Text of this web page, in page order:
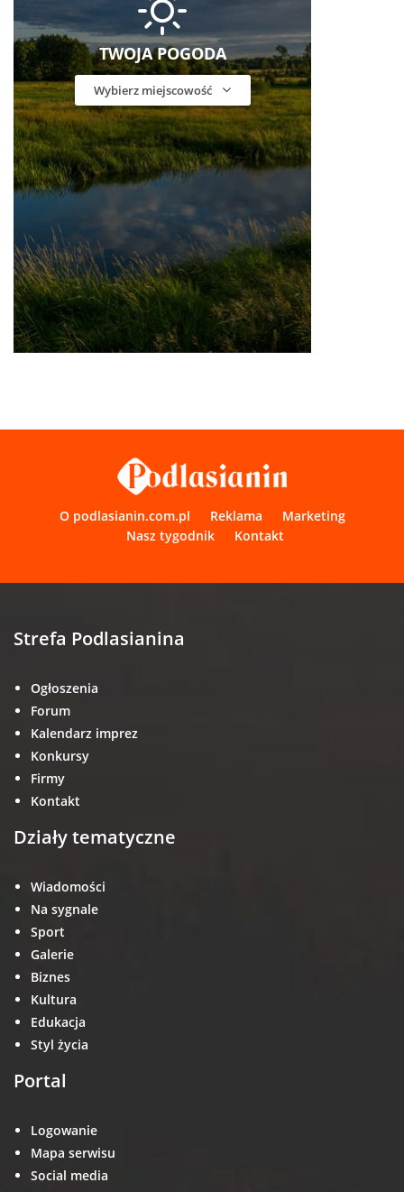
TWOJA POGODA
Wybierz miejscowość
O podlasianin.com.pl Reklama
Marketing
Nasz tygodnik
Kontakt
Strefa Podlasianina
Ogłoszenia
Forum
Kalendarz imprez
Konkursy
Firmy
Kontakt
Działy tematyczne
Wiadomości
Na sygnale
Sport
Galerie
Biznes
Kultura
Edukacja
Styl życia
Portal
Logowanie
Mapa serwisu
Social media